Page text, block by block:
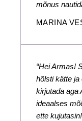
mõnus
MARINA
“Hei Armas!
hõlsti kätte ja
kirjutada aga
ideaalses
ette